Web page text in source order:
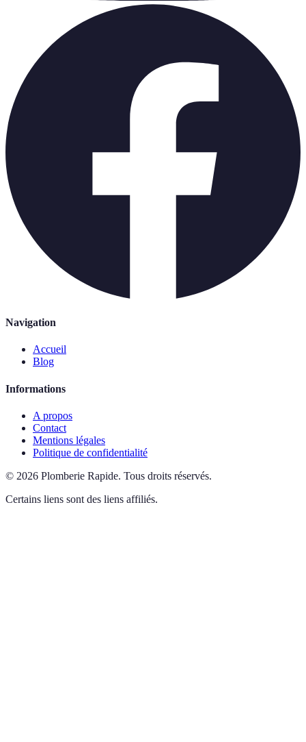
Navigation
Accueil
Blog
Informations
A propos
Contact
Mentions légales
Politique de confidentialité
© 2026 Plomberie Rapide. Tous droits réservés.
Certains liens sont des liens affiliés.